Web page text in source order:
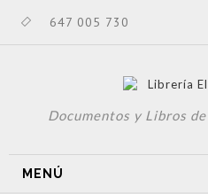
647 005 730
Documentos y Libros
MENÚ